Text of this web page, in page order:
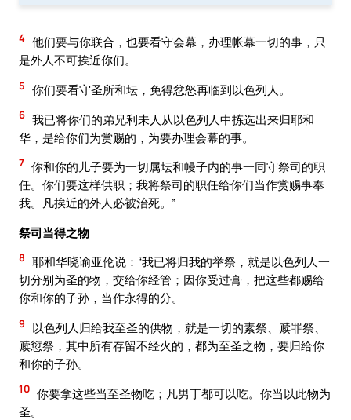
4 他们要与你联合，也要看守会幕，办理帐幕一切的事，只
是外人不可挨近你们。
5 你们要看守圣所和坛，免得忿怒再临到以色列人。
6 我已将你们的弟兄利未人从以色列人中拣选出来归耶和
华，是给你们为赏赐的，为要办理会幕的事。
7 你和你的儿子要为一切属坛和幔子内的事一同守祭司的职
任。你们要这样供职；我将祭司的职任给你们当作赏赐事奉
我。凡挨近的外人必被治死。”
祭司当得之物
8 耶和华晓谕亚伦说：“我已将归我的举祭，就是以色列人一
切分别为圣的物，交给你经管；因你受过膏，把这些都赐给
你和你的子孙，当作永得的分。
9
以色列人归给我至圣的供物，就是一切的素祭、赎罪祭、
赎愆祭，其中所有存留不经火的，都为至圣之物，要归给你
和你的子孙。
10 你要拿这些当至圣物吃；凡男丁都可以吃。你当以此物为
圣。